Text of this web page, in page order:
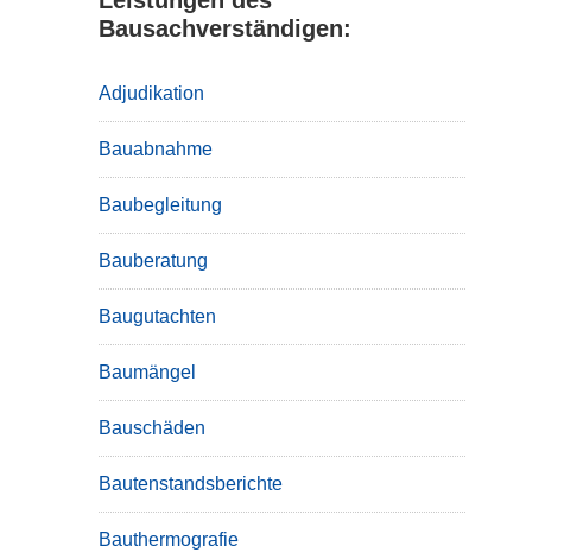
Bausachverständigen:
Adjudikation
Bauabnahme
Baubegleitung
Bauberatung
Baugutachten
Baumängel
Bauschäden
Bautenstandsberichte
Bauthermografie